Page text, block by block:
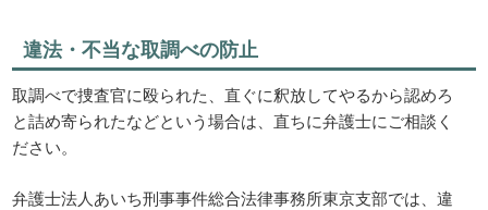
違法・不当な取調べの防止
取調べで捜査官に殴られた、直ぐに釈放してやるから認めろ
と詰め寄られたなどという場合は、直ちに弁護士にご相談く
ださい。
弁護士法人あいち刑事事件総合法律事務所東京支部では、違